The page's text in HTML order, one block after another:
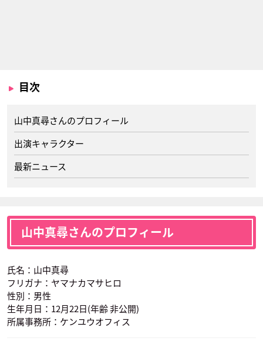
目次
山中真尋さんのプロフィール
出演キャラクター
最新ニュース
山中真尋さんのプロフィール
氏名：山中真尋
フリガナ：ヤマナカマサヒロ
性別：男性
生年月日：12月22日(年齢 非公開)
所属事務所：ケンユウオフィス